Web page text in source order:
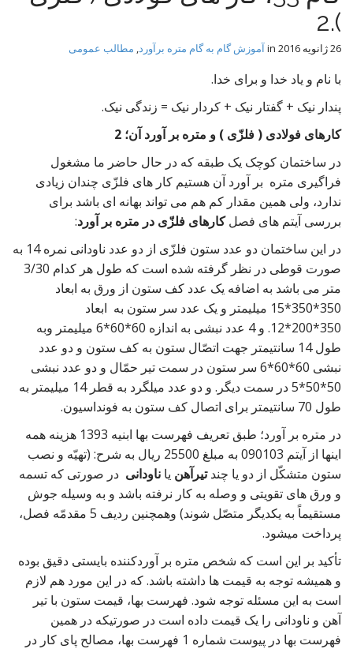
t
).2
26 ژانویه 2016 آموزش گام به گام متره برآورد, مطالب عمومی
با نام و یاد خدا و برای خدا.
پندار نیک + گفتار نیک + کردار نیک = زندگی نیک.
کارهای فولادی ( فلزّی ) و متره بر آورد آن؛ 2
در ساختمان کوچک یک طبقه که در حال حاضر ما مشغول
فراگیری متره بر آورد آن هستیم کار های فلزّی چندان زیادی
ندارد، ولی همین مقدار کم هم می تواند بهانه ای باشد برای
بررسی آیتم های فصلکارهای فلزّی در متره بر آورد:
در این ساختمان دو عدد ستون فلزّی از دو عدد ناودانی نمره 14 به
صورت قوطی در نظر گرفته شده است که طول هر کدام 3/30
متر می باشد به اضافه یک عدد کف ستون از ورق به ابعاد
350*350*15 میلیمتر و یک عدد سر ستون به ابعاد
350*200*12. و 4 عدد نبشی به اندازه 60*60*6 میلیمتر وبه
طول 14 سانتیمتر جهت اتصّال ستون به کف ستون و دو عدد
نبشی 60*60*6 سر ستون در سمت تیر حمّال و دو عدد نبشی
50*50*5 در سمت دیگر. و دو عدد میلگرد به قطر 14 میلیمتر به
طول 70 سانتیمتر برای اتصال کف ستون به فونداسیون.
در متره بر آورد؛ طبق تعریف فهرست بها ابنیه 1393 هزینه همه
اینها از آیتم 090103 به مبلغ 25500 ریال به شرح: (تهیّه و نصب
ستون متشکّل از دو یا چندتیرآهن یا ناودانی در صورتی که تسمه
و ورق های تقویتی و وصله به کار نرفته باشد و به وسیله جوش
مستقیماً به یکدیگر متصّل شوند) وهمچنین ردیف 5 مقدمّه فصل،
پرداخت میشود.
تأکید بر این است که شخص متره بر آوردکننده بایستی دقیق بوده
و همیشه توجه به قیمت ها داشته باشد. که در این مورد هم لازم
است به این مسئله توجه شود. فهرست بها، قیمت ستون با تیر
آهن و ناودانی را یک قیمت داده است در صورتیکه در همین
فهرست بها در پیوست شماره 1 فهرست بها، مصالح پای کار در